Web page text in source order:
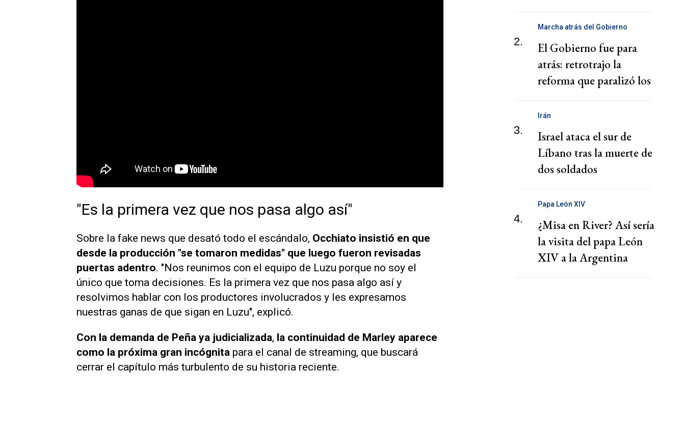
"Es la primera vez que nos pasa algo así"
Sobre la fake news que desató todo el escándalo, Occhiato insistió en que
desde la producción "se tomaron medidas" que luego fueron revisadas
puertas adentro. "Nos reunimos con el equipo de Luzu porque no soy el
único que toma decisiones. Es la primera vez que nos pasa algo así y
resolvimos hablar con los productores involucrados y les expresamos
nuestras ganas de que sigan en Luzu", explicó.
Con la demanda de Peña ya judicializada, la continuidad de Marley aparece
como la próxima gran incógnita para el canal de streaming, que buscará
cerrar el capítulo más turbulento de su historia reciente.
2.
Marcha atrás del Gobierno
El Gobierno fue para
atrás: retrotrajo la
reforma que paralizó los
3.
Irán
Israel ataca el sur de
Líbano tras la muerte de
dos soldados
4.
Papa León XIV
¿Misa en River? Así sería
la visita del papa León
XIV a la Argentina